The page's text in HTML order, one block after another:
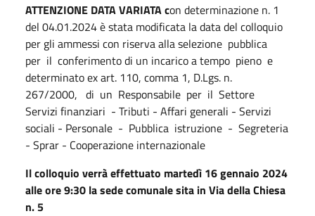
ATTENZIONE DATA VARIATA con determinazione n. 1
del 04.01.2024 è stata modificata la data del colloquio
per gli ammessi con riserva alla selezione pubblica
per il conferimento di un incarico a tempo pieno e
determinato ex art. 110, comma 1, D.Lgs. n.
267/2000, di un Responsabile per il Settore
Servizi finanziari - Tributi - Affari generali - Servizi
sociali - Personale - Pubblica istruzione - Segreteria
- Sprar - Cooperazione internazionale
Il colloquio verrà effettuato martedì 16 gennaio 2024
alle ore 9:30 la sede comunale sita in Via della Chiesa
n. 5